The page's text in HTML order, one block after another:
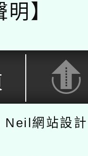
】
Neil網站設